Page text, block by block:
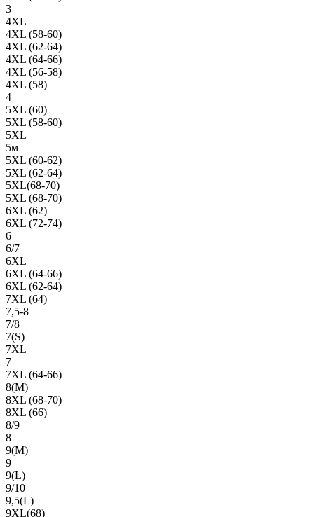
3
4XL
4XL (58-60)
4XL (62-64)
4XL (64-66)
4XL (56-58)
4XL (58)
4
5XL (60)
5XL (58-60)
5XL
5м
5XL (60-62)
5XL (62-64)
5XL(68-70)
5XL (68-70)
6XL (62)
6XL (72-74)
6
6/7
6XL
6XL (64-66)
6XL (62-64)
7XL (64)
7,5-8
7/8
7(S)
7XL
7
7XL (64-66)
8(М)
8XL (68-70)
8XL (66)
8/9
8
9(М)
9
9(L)
9/10
9,5(L)
9XL(68)